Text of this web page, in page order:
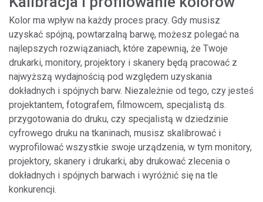
Kolor ma wpływ na każdy proces pracy. Gdy musisz
uzyskać spójną, powtarzalną barwę, możesz polegać na
najlepszych rozwiązaniach, które zapewnią, że Twoje
drukarki, monitory, projektory i skanery będą pracować z
najwyższą wydajnością pod względem uzyskania
dokładnych i spójnych barw. Niezależnie od tego, czy jesteś
projektantem, fotografem, filmowcem, specjalistą ds.
przygotowania do druku, czy specjalistą w dziedzinie
cyfrowego druku na tkaninach, musisz skalibrować i
wyprofilować wszystkie swoje urządzenia, w tym monitory,
projektory, skanery i drukarki, aby drukować zlecenia o
dokładnych i spójnych barwach i wyróżnić się na tle
konkurencji.